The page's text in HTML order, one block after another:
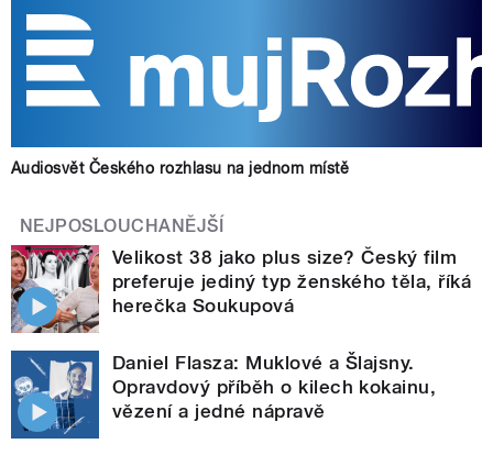
Audiosvět Českého rozhlasu na jednom místě
NEJPOSLOUCHANĚJŠÍ
Velikost 38 jako plus size? Český film
preferuje jediný typ ženského těla, říká
herečka Soukupová
Daniel Flasza: Muklové a Šlajsny.
Opravdový příběh o kilech kokainu,
vězení a jedné nápravě